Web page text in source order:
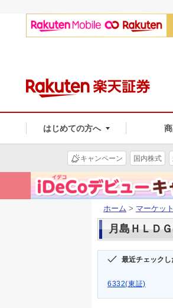
はじめての方へ
キャンペーン 国内株式
ホーム > マーケッ
月島ＨＬＤ
最近チェック
6332(東証)